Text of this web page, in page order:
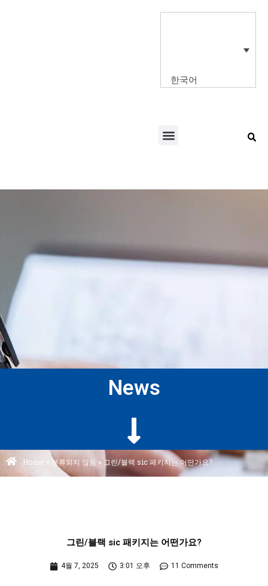
한국어
Menu
News
Home » 분류되지 않음 » 그린/블랙 sic 패키지는 어떤가요?
그린/블랙 sic 패키지는 어떤가요?
4월 7, 2025 3:01 오후 11 Comments